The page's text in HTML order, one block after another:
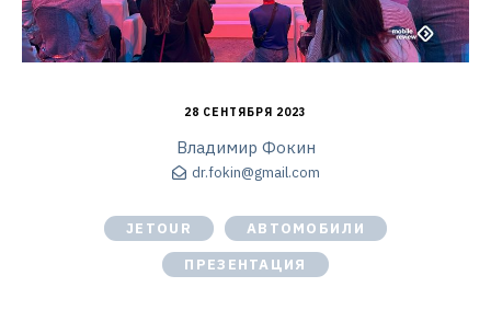
28 СЕНТЯБРЯ 2023
Владимир Фокин
dr.fokin@gmail.com
JETOUR
АВТОМОБИЛИ
ПРЕЗЕНТАЦИЯ